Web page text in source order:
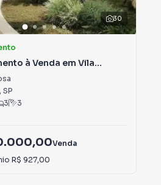
30
à Venda em Vila
, SP
3 3
Venda
R$ 927,00